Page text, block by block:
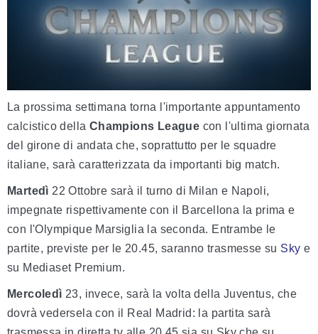
La prossima settimana torna l'importante appuntamento
calcistico della Champions League con l'ultima giornata
del girone di andata che, soprattutto per le squadre
italiane, sarà caratterizzata da importanti big match.
Martedì 22 Ottobre sarà il turno di Milan e Napoli,
impegnate rispettivamente con il Barcellona la prima e
con l'Olympique Marsiglia la seconda. Entrambe le
partite, previste per le 20.45, saranno trasmesse su Sky e
su Mediaset Premium.
Mercoledì 23, invece, sarà la volta della Juventus, che
dovrà vedersela con il Real Madrid: la partita sarà